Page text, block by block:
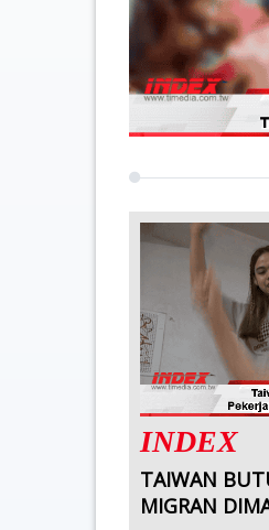
INDEX
TAIWAN
MIGRAN